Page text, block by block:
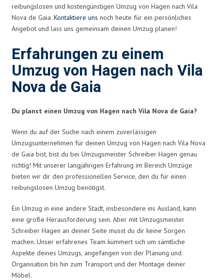
reibungslosen und kostengünstigen Umzug von Hagen nach Vila
Nova de Gaia. Kontaktiere uns noch heute für ein persönliches
Angebot und lass uns gemeinsam deinen Umzug planen!
Erfahrungen zu einem
Umzug von Hagen nach Vila
Nova de Gaia
Du planst einen Umzug von Hagen nach Vila Nova de Gaia?
Wenn du auf der Suche nach einem zuverlässigen
Umzugsunternehmen für deinen Umzug von Hagen nach Vila Nova
de Gaia bist, bist du bei Umzugsmeister Schreiber Hagen genau
richtig! Mit unserer langjährigen Erfahrung im Bereich Umzüge
bieten wir dir den professionellen Service, den du für einen
reibungslosen Umzug benötigst.
Ein Umzug in eine andere Stadt, insbesondere ins Ausland, kann
eine große Herausforderung sein. Aber mit Umzugsmeister
Schreiber Hagen an deiner Seite musst du dir keine Sorgen
machen. Unser erfahrenes Team kümmert sich um sämtliche
Aspekte deines Umzugs, angefangen von der Planung und
Organisation bis hin zum Transport und der Montage deiner
Möbel.